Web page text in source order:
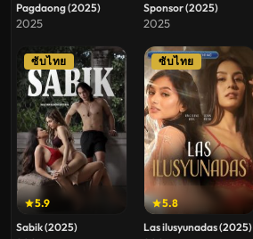
Pagdaong (2025)
2025
Sponsor (2025)
2025
5.9
ซับไทย
Sabik (2025)
5.8
ซับไทย
Las ilusyunadas (2025)